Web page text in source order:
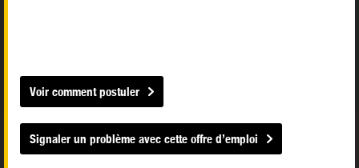
Voir comment postuler
Signaler un problème avec cette offre d’emploi